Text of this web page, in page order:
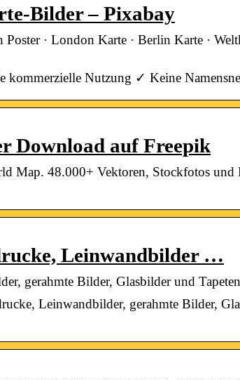
Bilder – Pixabay
Poster · London Karte · Berlin Karte ·
kommerzielle Nutzung ✓ Keine
Download auf Freepik
Map. 48.000+ Vektoren, Stockfotos
Leinwandbilder …
gerahmte Bilder, Glasbilder und Tapeten
Leinwandbilder, gerahmte Bilder,